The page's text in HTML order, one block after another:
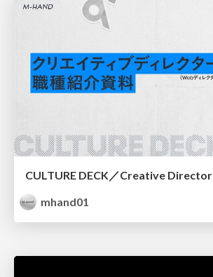
CULTURE DECK／Creative Director
mhand01